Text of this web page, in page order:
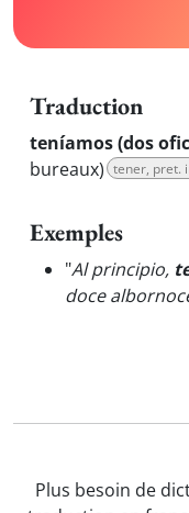
Traduction
teníamos (dos
bureaux) tener, pret.
Exemples
"Al principio,
doce
Plus besoin de